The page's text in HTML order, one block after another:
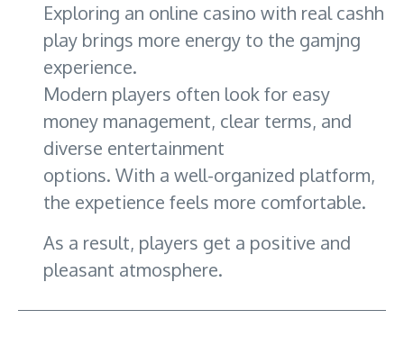
Exploring an online casino with real cashh
play brings more energy to the gamjng
experience.
Modern players often look for easy
money management, clear terms, and
diverse entertainment
options. With a well-organized platform,
the expetience feels more comfortable.
As a result, players get a positive and
pleasant atmosphere.